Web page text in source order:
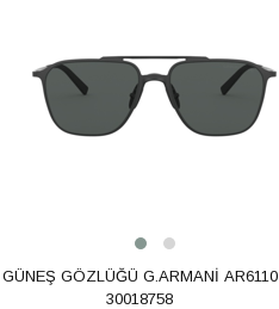
GÜNEŞ GÖZLÜĞÜ G.ARMANİ AR6110
30018758